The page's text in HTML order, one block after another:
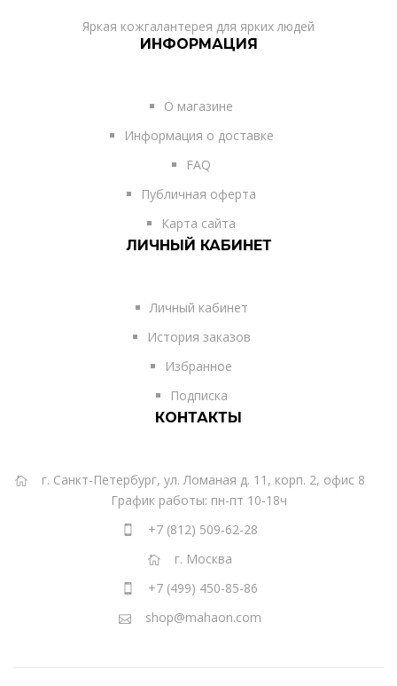
Яркая кожгалантерея для ярких людей
ИНФОРМАЦИЯ
О магазине
Информация о доставке
FAQ
Публичная оферта
Карта сайта
ЛИЧНЫЙ КАБИНЕТ
Личный кабинет
История заказов
Избранное
Подписка
КОНТАКТЫ
г. Санкт-Петербург, ул. Ломаная д. 11, корп. 2, офис 8
График работы: пн-пт 10-18ч
+7 (812) 509-62-28
г. Москва
+7 (499) 450-85-86
shop@mahaon.com